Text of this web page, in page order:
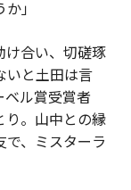
」
け合い、切磋琢
いと土田は言
ベル賞受賞者
り。山中との縁
、ミスターラ